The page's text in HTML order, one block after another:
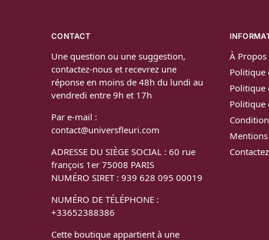
CONTACT
Une question ou une suggestion,
contactez-nous et recevrez une
réponse en moins de 48h du lundi au
vendredi entre 9h et 17h
Par e-mail :
contact@universfleuri.com
ADRESSE DU SIÈGE SOCIAL : 60 rue
françois 1er 75008 PARIS
NUMÉRO SIRET : 939 628 095 00019
NUMÉRO DE TÉLÉPHONE :
+33652388386
Cette boutique appartient à une
À Propos
Politique
Politique
Politique